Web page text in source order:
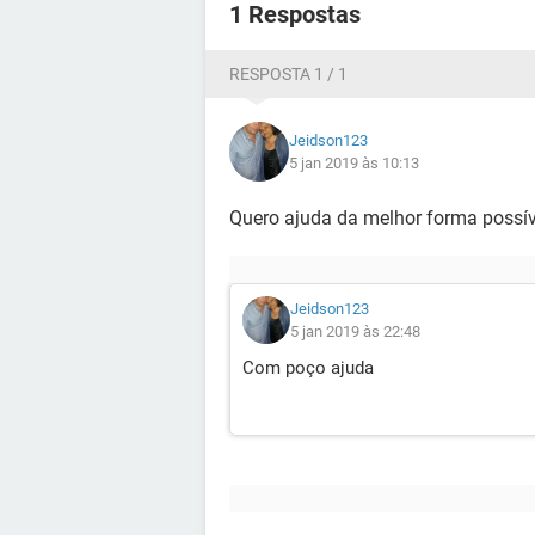
1 Respostas
RESPOSTA 1 / 1
Jeidson123
5 jan 2019 às 10:13
Quero ajuda da melhor forma
Jeidson123
5 jan 2019 às 22:48
Com poço ajuda